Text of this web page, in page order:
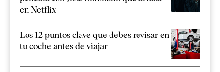
en Netflix
Los 12 puntos clave que debes revisar en
tu coche antes de viajar